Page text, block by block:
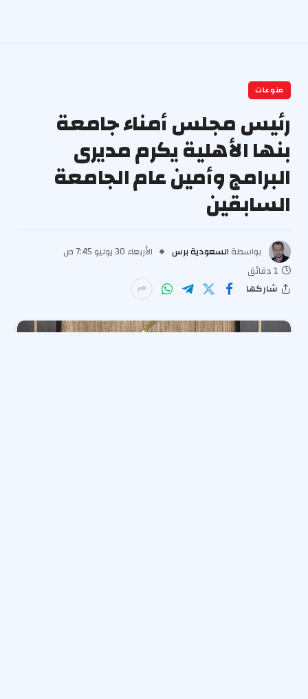
منوعات
رئيس مجلس أمناء جامعة
بنها الأهلية يكرم مديرى
البرامج وأمين عام الجامعة
السابقين
بواسطة السعودية برس
الأربعاء 30 يوليو 7:45 ص
1 دقائق
شاركها